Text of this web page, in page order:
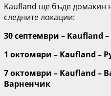
Kaufland ще бъде домакин
следните локации:
30 септември – Kaufland
1 октомври – Kaufland –
7 октомври – Kaufland –
Варненчик